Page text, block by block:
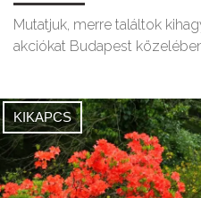
Mutatjuk, merre találtok
akciókat Budapest
KIKAPCS